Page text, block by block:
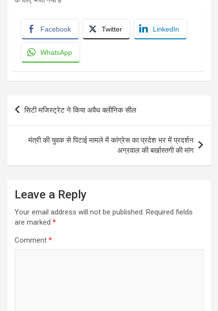
Facebook Twitter LinkedIn
WhatsApp
Post
navigation
सिटी मजिस्ट्रेट ने किया अवैध क्लीनिक सील
मंत्री की युवक से पिटाई मामले में कांग्रेस का प्रदेश भर में प्रदर्शन
अग्रवाल की बर्खास्तगी की मांग
Leave a Reply
Your email address will not be published. Required fields
are marked *
Comment *